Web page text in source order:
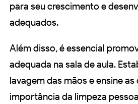
para seu crescimento e
adequados.
Além disso, é essencial
adequada na sala de aula.
lavagem das mãos e ensine
importância da limpeza